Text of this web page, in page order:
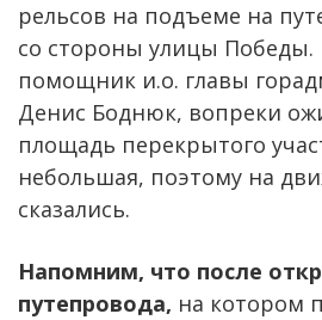
рельсов на подъеме на
со стороны улицы Победы.
помощник и.о. главы
Денис Боднюк, вопреки
площадь перекрытого
небольшая, поэтому на
сказались.
Напомним, что после
путепровода, на котором